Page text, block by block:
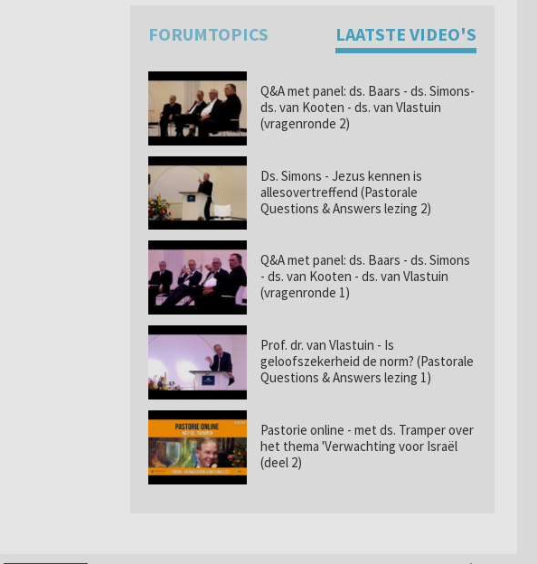
FORUMTOPICS LAATSTE VIDEO'S
Q&A met panel: ds. Baars - ds. Simons-
ds. van Kooten - ds. van Vlastuin
(vragenronde 2)
Ds. Simons - Jezus kennen is
allesovertreffend (Pastorale
Questions & Answers lezing 2)
Q&A met panel: ds. Baars - ds. Simons
- ds. van Kooten - ds. van Vlastuin
(vragenronde 1)
Prof. dr. van Vlastuin - Is
geloofszekerheid de norm? (Pastorale
Questions & Answers lezing 1)
Pastorie online - met ds. Tramper over
het thema 'Verwachting voor Israël
(deel 2)